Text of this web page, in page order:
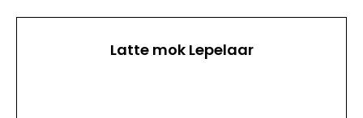
Latte mok Lepelaar